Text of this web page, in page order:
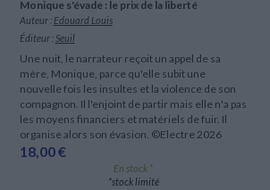
Monique s'évade : le prix de la liberté
Auteur : Edouard Louis
Éditeur : Seuil
Une nuit, le narrateur reçoit un appel de sa
mère, Monique, parce qu'elle subit une
nouvelle fois les insultes et la violence de son
compagnon. Il l'enjoint de partir mais elle n'a pas
les moyens financiers et matériels de fuir. Il
organise alors son évasion. ©Electre 2026
18,00 €
En stock *
*stock limité